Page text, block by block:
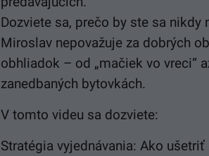
Dozviete sa, prečo by ste sa
Miroslav nepovažuje za dobrých
obhliadok – od „mačiek vo vreci“
zanedbaných bytovkách.
V tomto videu sa dozviete:
Stratégia vyjednávania: Ako